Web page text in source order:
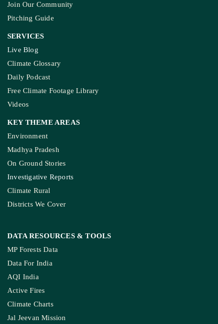
Join Our Community
Pitching Guide
SERVICES
Live Blog
Climate Glossary
Daily Podcast
Free Climate Footage Library
Videos
KEY THEME AREAS
Environment
Madhya Pradesh
On Ground Stories
Investigative Reports
Climate Rural
Districts We Cover
DATA RESOURCES & TOOLS
MP Forests Data
Data For India
AQI India
Active Fires
Climate Charts
Jal Jeevan Mission